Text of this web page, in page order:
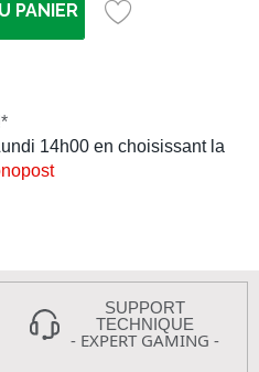
PANIER
14h00 en choisissant la
SUPPORT
TECHNIQUE
- EXPERT GAMING -